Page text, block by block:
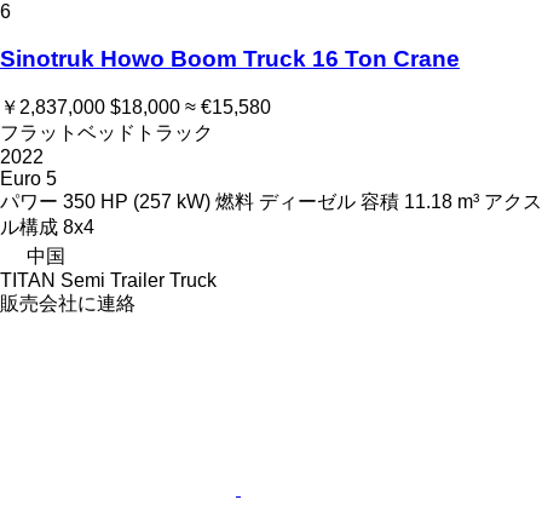
6
Sinotruk Howo Boom Truck 16 Ton Crane
￥2,837,000 $18,000 ≈ €15,580
フラットベッドトラック
2022
Euro 5
パワー 350 HP (257 kW) 燃料 ディーゼル 容積 11.18 m³ アクス
ル構成 8x4
中国
TITAN Semi Trailer Truck
販売会社に連絡